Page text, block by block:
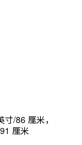
/86 厘米，
厘米